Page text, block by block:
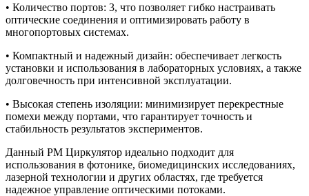
• Количество портов: 3, что позволяет гибко настраивать
оптические соединения и оптимизировать работу в
многопортовых системах.
• Компактный и надежный дизайн: обеспечивает легкость
установки и использования в лабораторных условиях, а также
долговечность при интенсивной эксплуатации.
• Высокая степень изоляции: минимизирует перекрестные
помехи между портами, что гарантирует точность и
стабильность результатов экспериментов.
Данный PM Циркулятор идеально подходит для
использования в фотонике, биомедицинских исследованиях,
лазерной технологии и других областях, где требуется
надежное управление оптическими потоками.